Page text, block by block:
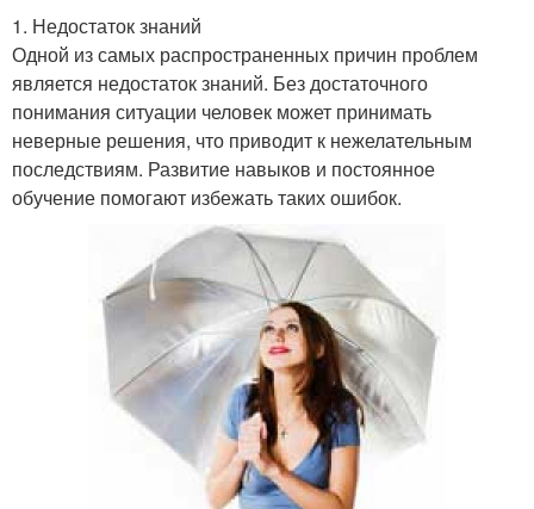
1. Недостаток знаний
Одной из самых распространенных причин проблем
является недостаток знаний. Без достаточного
понимания ситуации человек может принимать
неверные решения, что приводит к нежелательным
последствиям. Развитие навыков и постоянное
обучение помогают избежать таких ошибок.